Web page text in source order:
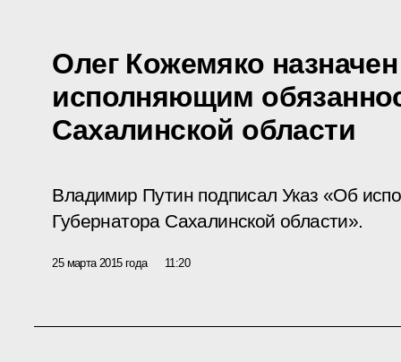
Олег Кожемяко
исполняющим
Сахалинской области
Владимир Путин подписал Указ «Об
Губернатора Сахалинской области».
25 марта 2015 года 11:20